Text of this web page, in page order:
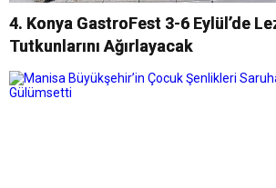
4. Konya GastroFest 3-6 Eylül’de
Tutkunlarını Ağırlayacak